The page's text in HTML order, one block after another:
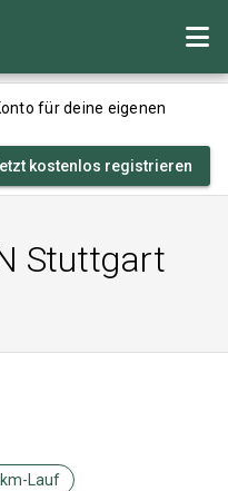
für deine eigenen
kostenlos registrieren
Stuttgart
Lauf